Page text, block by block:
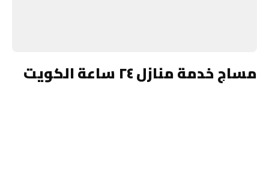
مساج خدمة منازل ٢٤ ساعة الكويت